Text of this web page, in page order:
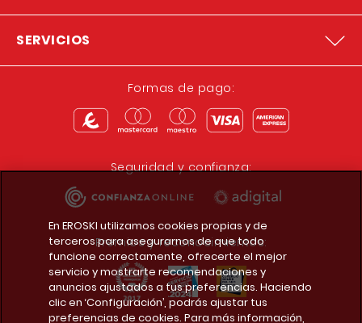
SERVICIOS
Formas de pago:
Seguridad y confianza:
Premios y reconocimientos:
En EROSKI utilizamos cookies propias y de
terceros para asegurarnos de que todo
funcione correctamente, ofrecerte el mejor
servicio y mostrarte recomendaciones y
anuncios ajustados a tus preferencias. Haciendo
clic en ‘Configuración’, podrás ajustar tus
preferencias de cookies. Para más información,